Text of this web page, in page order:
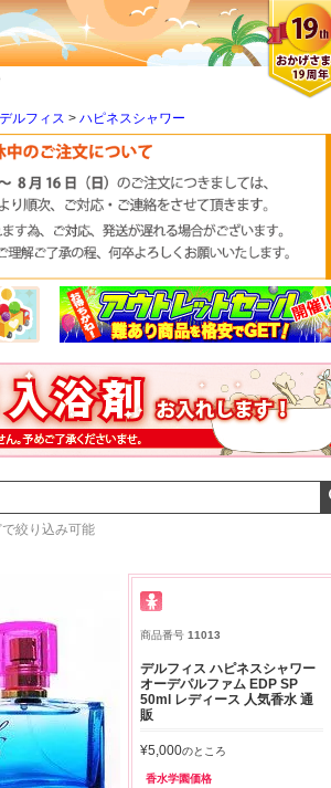
デルフィス ハピネスシャワー
絞り込み可能
商品番号 11013
デルフィス ハピネスシャワー
オーデパルファム EDP SP
50ml レディース 人気香水 通
販
¥5,000のところ
香水学園価格
MMさん
ころが魅力でし
クロエさん
した。またよろしくお願い